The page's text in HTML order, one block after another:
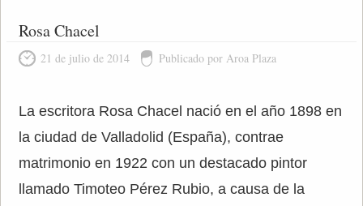
Rosa Chacel
21 de julio de 2014 Publicado por Aroa Plaza
La escritora Rosa Chacel nació en el año 1898 en
la ciudad de Valladolid (España), contrae
matrimonio en 1922 con un destacado pintor
llamado Timoteo Pérez Rubio, a causa de la